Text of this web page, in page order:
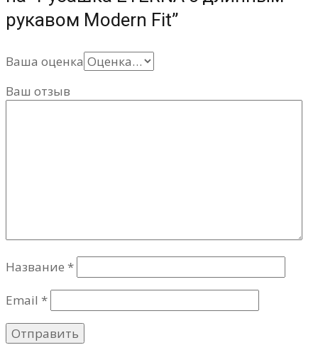
рукавом Modern Fit”
Ваша оценка
Ваш отзыв
Название *
Email *